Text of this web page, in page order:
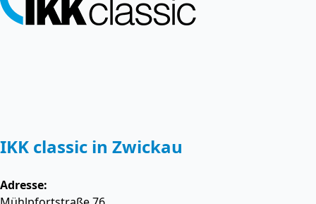
IKK classic in Zwickau
Adresse: